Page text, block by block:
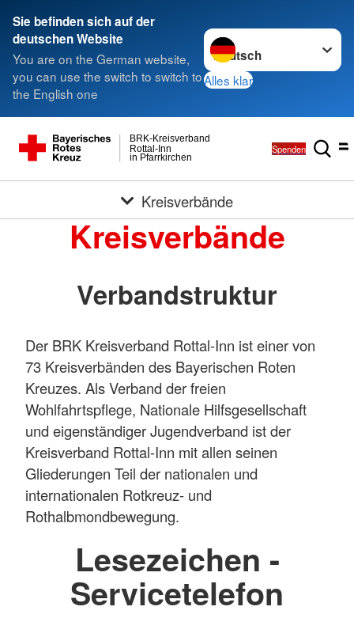
Sie befinden sich auf der
deutschen Website
You are on the German website,
you can use the switch to switch to
the English one
Sprache wechseln zu
Alles klar
in Pfarrkirchen
Rottal-Inn
BRK-Kreisverband
Spenden
Kreisverbände
Kreisverbände
Verbandstruktur
Der BRK Kreisverband Rottal-Inn ist einer von
73 Kreisverbänden des Bayerischen Roten
Kreuzes. Als Verband der freien
Wohlfahrtspflege, Nationale Hilfsgesellschaft
und eigenständiger Jugendverband ist der
Kreisverband Rottal-Inn mit allen seinen
Gliederungen Teil der nationalen und
internationalen Rotkreuz- und
Rothalbmondbewegung.
Lesezeichen -
Servicetelefon